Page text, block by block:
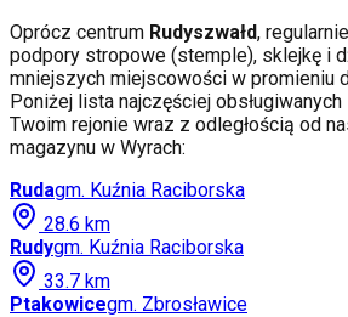
Oprócz centrum Rudyszwałd,
podpory stropowe (stemple), sklejkę i
mniejszych miejscowości w promieniu
Poniżej lista najczęściej
Twoim rejonie wraz z odległością od
magazynu w Wyrach:
Rudagm. Kuźnia Raciborska
28.6 km
Rudygm. Kuźnia Raciborska
33.7 km
Ptakowicegm. Zbrosławice